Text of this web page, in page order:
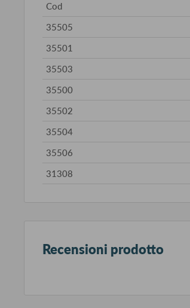
Cod
35505
35501
35503
35500
35502
35504
35506
31308
Recensioni prodotto